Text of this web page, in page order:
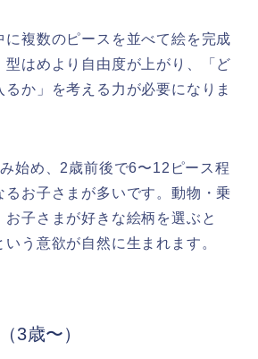
に複数のピースを並べて絵を完成
型はめより自由度が上がり、「ど
か」を考える力が必要になりま
始め、2歳前後で6〜12ピース程
るお子さまが多いです。動物・乗
お子さまが好きな絵柄を選ぶと
いう意欲が自然に生まれます。
3歳〜）